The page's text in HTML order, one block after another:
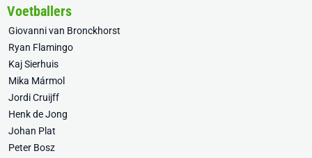
Voetballers
Giovanni van Bronckhorst
Ryan Flamingo
Kaj Sierhuis
Mika Mármol
Jordi Cruijff
Henk de Jong
Johan Plat
Peter Bosz